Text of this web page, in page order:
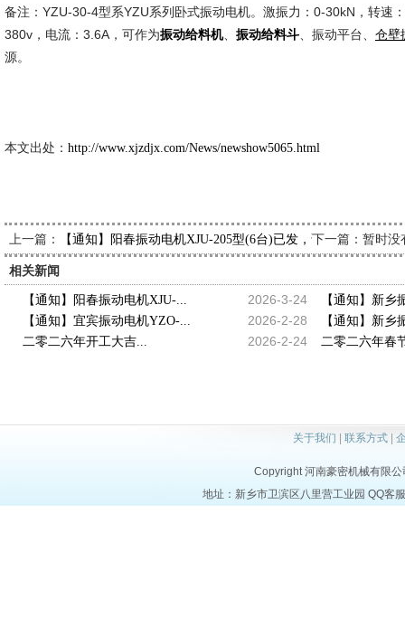
备注：YZU-30-4型系YZU系列卧式振动电机。激振力：0-30kN，转速
380v，电流：3.6A，可作为振动给料机、 振动给料斗 、振动平台、 仓壁
源。
本文出处： http://www.xjzdjx.com/News/newshow5065.html
上一篇： 【通知】阳春振动电机XJU-205型(6台)已发，请黄经理查收
下一篇：暂时没
相关新闻
2026-3-24
【通知】阳春振动电机XJU-... 【通知】新乡
2026-2-28
【通知】宜宾振动电机YZO-... 【通知】新乡
2026-2-24
二零二六年开工大吉... 二零二六年春
关于我们 | 联系方式|
Copyright 河南豪密机械有限
地址：新乡市卫滨区八里营工业园 QQ